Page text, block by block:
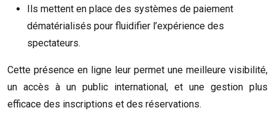
Ils mettent en place des systèmes de paiement
dématérialisés pour fluidifier l’expérience des
spectateurs.
Cette présence en ligne leur permet une meilleure visibilité,
un accès à un public international, et une gestion plus
efficace des inscriptions et des réservations.